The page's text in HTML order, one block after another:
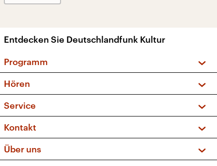
Entdecken Sie Deutschlandfunk Kultur
Programm
Sendungen und Podcasts
Musikliste
Kakadu – Das Kinderprogramm
Hören
Frequenzen (UKW + DAB+)
Service
FAQ
Apps
Newsletter
Kontakt
Social Media
Über uns